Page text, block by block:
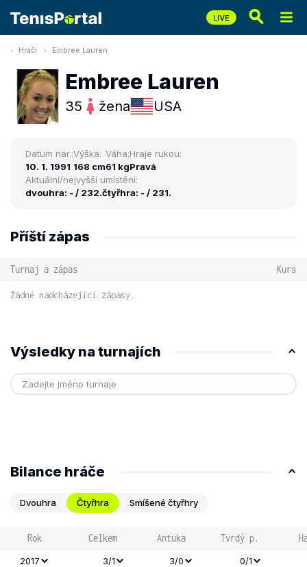
Hráči Embree Lauren
Embree Lauren
35 žena USA
Datum nar.:
10. 1. 1991
Výška:
168 cm
Váha:
61 kg
Hraje rukou:
Pravá
Aktuální/nejvyšší umístění:
dvouhra: - / 232.čtyřhra: - / 231.
Příští zápas
Turnaj a zápas Kurs
Žádné nadcházející zápasy.
Výsledky na turnajích
Bilance hráče
Dvouhra Čtyřhra Smíšené čtyřhry
Rok Celkem Antuka Tvrdý p.
2017 3/1 3/0
0/1